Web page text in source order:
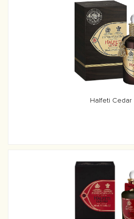
Halfeti Cedar